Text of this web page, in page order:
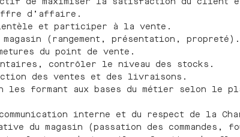
d’affaire.
et participer à la vente.
(rangement, présentation, propreté).
du point de vente.
contrôler le niveau des stocks.
des ventes et des livraisons.
formant aux bases du métier selon le
interne et du respect de la
du magasin (passation des commandes,